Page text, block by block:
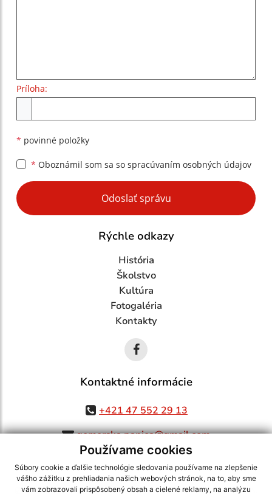
Používame cookies
Súbory cookie a ďalšie technológie sledovania používame na zlepšenie
vášho zážitku z prehliadania našich webových stránok, na to, aby sme
vám zobrazovali prispôsobený obsah a cielené reklamy, na analýzu
Príloha:
* povinné položky
* Oboznámil som sa so spracúvaním osobných údajov
Google reCaptcha Response
Odoslať správu
Rýchle odkazy
História
Školstvo
Kultúra
Fotogaléria
Kontakty
Kontaktné informácie
+421 47 552 29 13
gemerska.panica@gmail.com
využite možnosť získavania aktuálnych informácií s využitím RSS